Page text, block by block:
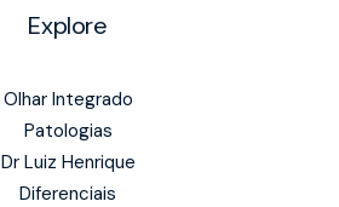
Explore
Olhar Integrado
Patologias
Dr Luiz Henrique
Diferenciais